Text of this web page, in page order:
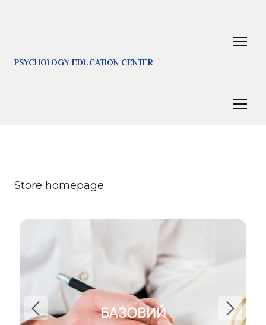
PSYCHOLOGY EDUCATION CENTER
Store homepage